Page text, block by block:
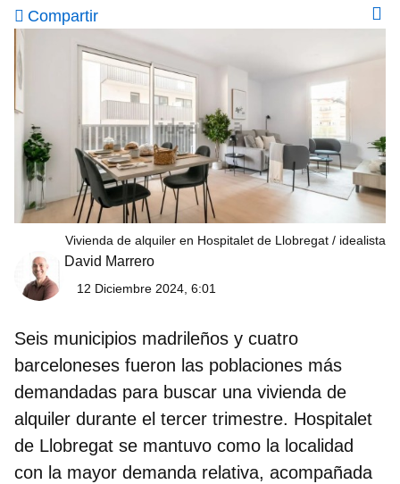
Compartir
Vivienda de alquiler en Hospitalet de Llobregat idealista
David Marrero
12 Diciembre 2024, 6:01
Seis municipios madrileños y cuatro
barceloneses fueron las poblaciones más
demandadas para buscar una vivienda de
alquiler durante el tercer trimestre. Hospitalet
de Llobregat se mantuvo como la localidad
con la mayor demanda relativa, acompañada